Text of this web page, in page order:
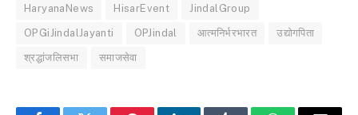
HaryanaNews HisarEvent JindalGroup
OPGiJindalJayanti OPJindal आत्मनिर्भरभारत उद्योगपिता
श्रद्धांजलिसभा समाजसेवा